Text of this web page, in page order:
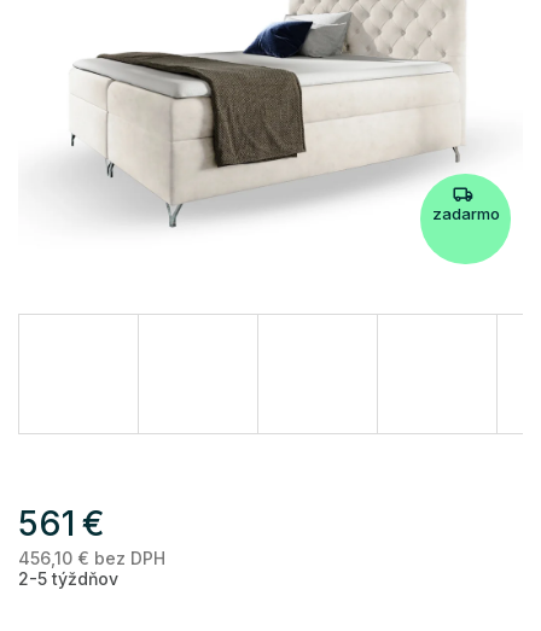
zadarmo
561 €
456,10 € bez DPH
2-5 týždňov